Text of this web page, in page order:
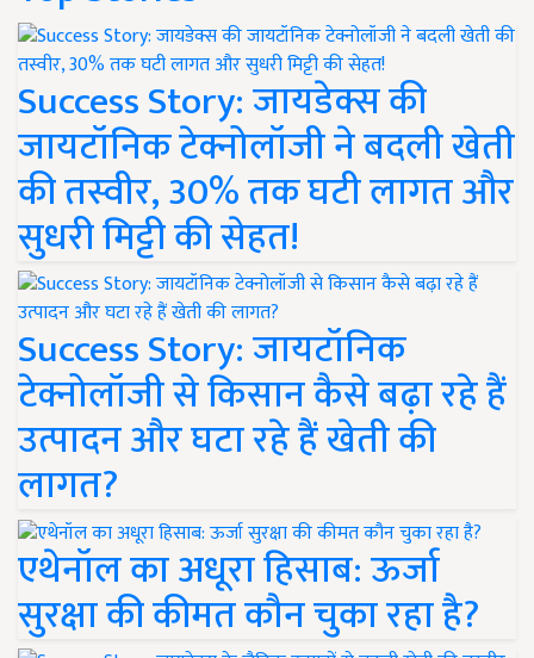
Success Story: जायडेक्स की
जायटॉनिक टेक्नोलॉजी ने बदली खेती
की तस्वीर, 30% तक घटी लागत और
सुधरी मिट्टी की सेहत!
Success Story: जायटॉनिक
टेक्नोलॉजी से किसान कैसे बढ़ा रहे हैं
उत्पादन और घटा रहे हैं खेती की
लागत?
एथेनॉल का अधूरा हिसाब: ऊर्जा
सुरक्षा की कीमत कौन चुका रहा है?